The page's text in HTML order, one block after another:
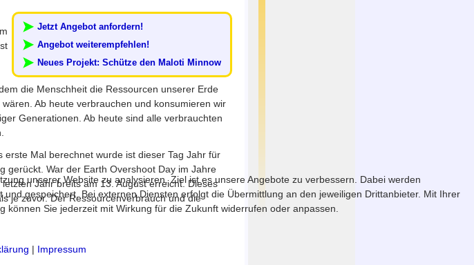
Jetzt Angebot anfordern!
Angebot weiterempfehlen!
Neues Projekt: Schütze den Maloti Minnow
die Menschheit die Ressourcen unserer Erde
Ab heute verbrauchen und konsumieren wir
Generationen. Ab heute sind alle verbrauchten
Mal berechnet wurde ist dieser Tag Jahr für
gerückt. War der Earth Overshoot Day im Jahre
Jahr breits am 13. August erreicht. Dieses
je zuvor. Der Ressourcenverbrauch und die
unserer Website zu analysieren. Ziel ist es unsere Angebote zu verbessern. Dabei werden
gespeichert. Bei externen Diensten erfolgt die Übermittlung an den jeweiligen Drittanbieter. Mit Ihrer
Sie jederzeit mit Wirkung für die Zukunft widerrufen oder anpassen.
| Impressum